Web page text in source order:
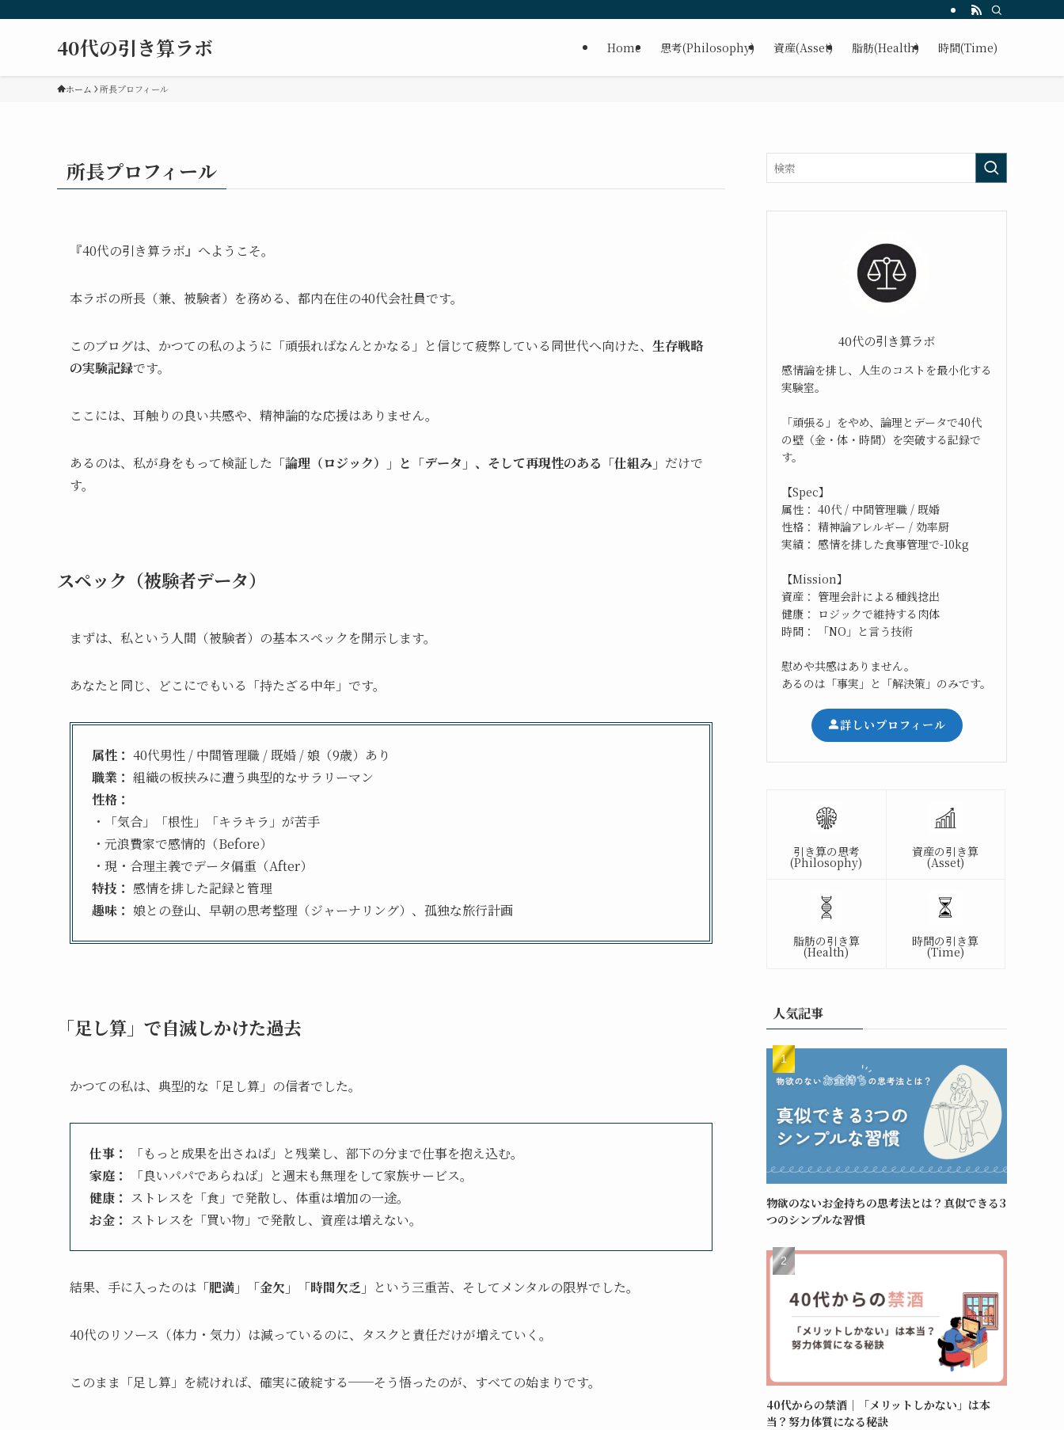
40代の引き算ラボ Home 思考(Philosophy) 資産(Asset) 脂肪(Health) 時間(Time)
ホーム 所長プロフィール
所長プロフィール
『40代の引き算ラボ』へようこそ。
本ラボの所長（兼、被験者）を務める、都内在住の40代会社員です。
このブログは、かつての私のように「頑張ればなんとかなる」と信じて疲弊している同世代へ向けた、 生存戦略
の実験記録です。
ここには、耳触りの良い共感や、精神論的な応援はありません。
あるのは、私が身をもって検証した 「論理（ロジック）」と「データ」、そして再現性のある「仕組み」 だけで
す。
スペック（被験者データ）
まずは、私という人間（被験者）の基本スペックを開示します。
あなたと同じ、どこにでもいる「持たざる中年」です。
属性： 40代男性 / 中間管理職 / 既婚 / 娘（9歳）あり
職業： 組織の板挟みに遭う典型的なサラリーマン
性格：
・「気合」「根性」「キラキラ」が苦手
・元浪費家で感情的（Before）
・現・合理主義でデータ偏重（After）
特技： 感情を排した記録と管理
趣味： 娘との登山、早朝の思考整理（ジャーナリング）、孤独な旅行計画
「足し算」で自滅しかけた過去
かつての私は、典型的な「足し算」の信者でした。
仕事：
「もっと成果を出さねば」と残業し、部下の分まで仕事を抱え込む。
家庭：
「良いパパであらねば」と週末も無理をして家族サービス。
健康： ストレスを「食」で発散し、体重は増加の一途。
お金： ストレスを「買い物」で発散し、資産は増えない。
結果、手に入ったのは 「肥満」「金欠」「時間欠乏」 という三重苦、そしてメンタルの限界でした。
40代のリソース（体力・気力）は減っているのに、タスクと責任だけが増えていく。
このまま「足し算」を続ければ、確実に破綻する──そう悟ったのが、すべての始まりです。
40代の引き算ラボ
感情論を排し、人生のコストを最小化する
実験室。
「頑張る」をやめ、論理とデータで40代
の壁（金・体・時間）を突破する記録で
す。
【Spec】
属性： 40代 / 中間管理職 / 既婚
性格： 精神論アレルギー / 効率厨
実績： 感情を排した食事管理で-10kg
【Mission】
資産： 管理会計による種銭捻出
健康： ロジックで維持する肉体
時間： 「NO」と言う技術
慰めや共感はありません。
あるのは「事実」と「解決策」のみです。
詳しいプロフィール
引き算の思考
(Philosophy)
資産の引き算
(Asset)
脂肪の引き算
(Health)
時間の引き算
(Time)
人気記事
物欲のないお金持ちの思考法とは？真似できる3
つのシンプルな習慣
40代からの禁酒｜「メリットしかない」は本
当？努力体質になる秘訣